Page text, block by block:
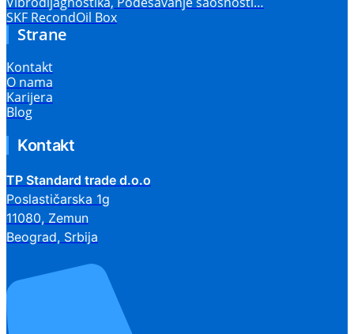
SKF RecondOil Box
Strane
Kontakt
O nama
Karijera
Blog
Kontakt
TP Standard trade d.o.o
Poslastičarska 1g
11080, Zemun
Beograd, Srbija